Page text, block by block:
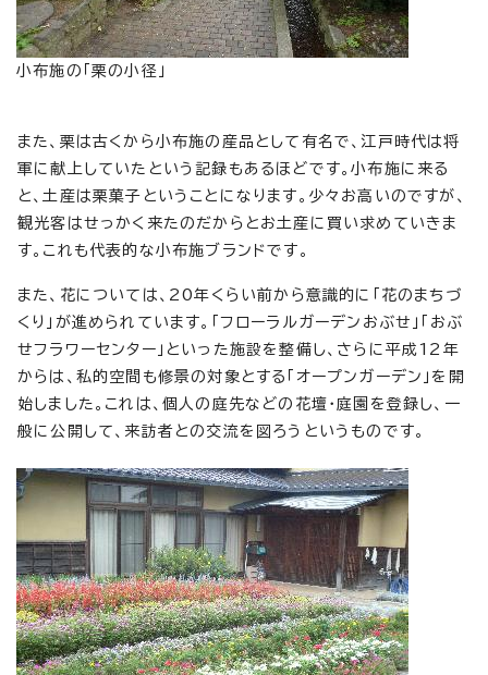
小布施の「栗の小径」
また、栗は古くから小布施の産品として有名で、江戸時代は将
軍に献上していたという記録もあるほどです。小布施に来る
と、土産は栗菓子ということになります。少々お高いのですが、
観光客はせっかく来たのだからとお土産に買い求めていきま
す。これも代表的な小布施ブランドです。
また、花については、20年くらい前から意識的に「花のまちづ
くり」が進められています。「フローラルガーデンおぶせ」「おぶ
せフラワーセンター」といった施設を整備し、さらに平成12年
からは、私的空間も修景の対象とする「オープンガーデン」を開
始しました。これは、個人の庭先などの花壇・庭園を登録し、一
般に公開して、来訪者との交流を図ろうというものです。